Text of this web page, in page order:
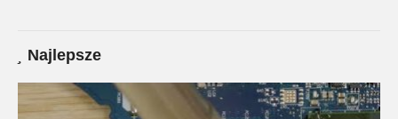
Najlepsze